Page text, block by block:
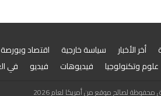
أخر الأخبار سياسة خارجية اقتصاد وبورصة
علوم وتكنولوجيا فيديوهات فيديو في
لصالح موقع من أمريكا لعام 2026